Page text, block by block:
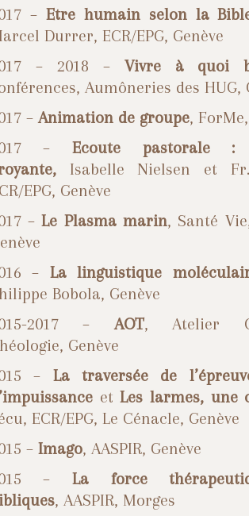
– Etre humain selon la
Durrer, ECR/EPG, Genève
– 2018 – Vivre à quoi
Aumôneries des HUG,
–Animation de groupe, ForMe,
– Ecoute pastorale :
Isabelle Nielsen et
EPG, Genève
–Le Plasma marin, Santé
– La linguistique
Bobola, Genève
2017 –AOT, Atelier
Genève
– La traversée de
etLes larmes, une
ECR/EPG, Le Cénacle, Genève
– Imago, AASPIR, Genève
– La force
, AASPIR, Morges